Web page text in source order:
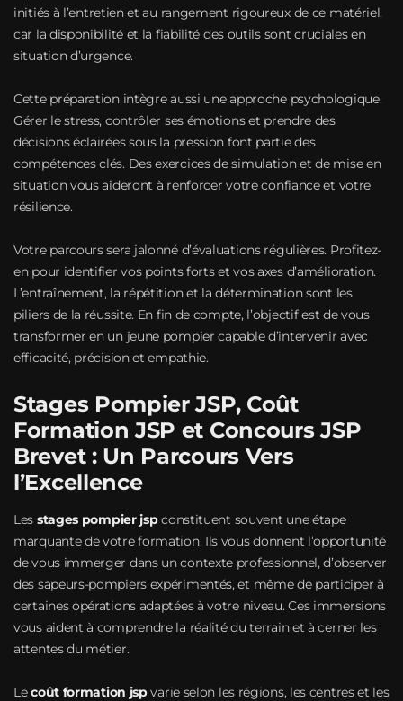
initiés à l’entretien et au rangement rigoureux de ce matériel,
car la disponibilité et la fiabilité des outils sont cruciales en
situation d’urgence.
Cette préparation intègre aussi une approche psychologique.
Gérer le stress, contrôler ses émotions et prendre des
décisions éclairées sous la pression font partie des
compétences clés. Des exercices de simulation et de mise en
situation vous aideront à renforcer votre confiance et votre
résilience.
Votre parcours sera jalonné d’évaluations régulières. Profitez-
en pour identifier vos points forts et vos axes d’amélioration.
L’entraînement, la répétition et la détermination sont les
piliers de la réussite. En fin de compte, l’objectif est de vous
transformer en un jeune pompier capable d’intervenir avec
efficacité, précision et empathie.
Stages Pompier JSP, Coût
Formation JSP et Concours JSP
Brevet : Un Parcours Vers
l’Excellence
Les stages pompier jspconstituent souvent une étape
marquante de votre formation. Ils vous donnent l’opportunité
de vous immerger dans un contexte professionnel, d’observer
des sapeurs-pompiers expérimentés, et même de participer à
certaines opérations adaptées à votre niveau. Ces immersions
vous aident à comprendre la réalité du terrain et à cerner les
attentes du métier.
Lecoût formation jspvarie selon les régions, les centres et les